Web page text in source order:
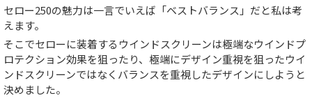
セロー250の魅力は一言でいえば「ベストバランス」だと私は考
えます。
そこでセローに装着するウインドスクリーンは極端なウインドプ
ロテクション効果を狙ったり、極端にデザイン重視を狙ったウイ
ンドスクリーンではなくバランスを重視したデザインにしようと
決めました。